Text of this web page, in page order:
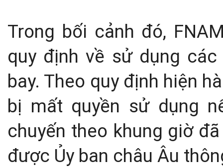
Trong bối cảnh đó,
quy định về sử dụng
bay. Theo quy định hiện
bị mất quyền sử dụng
chuyến theo khung giờ
được Ủy ban châu Âu